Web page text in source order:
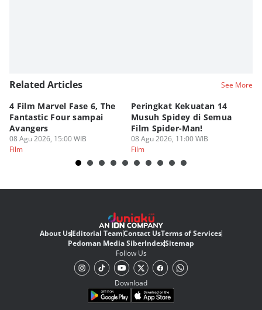
Related Articles See More
4 Film Marvel Fase 6, The
Fantastic Four sampai
Avangers
08 Agu 2026, 15:00 WIB
Film
Peringkat Kekuatan 14
Musuh Spidey di Semua
Film Spider-Man!
08 Agu 2026, 11:00 WIB
Film
About UsEditorial TeamContact UsTerms of Services
Pedoman Media SiberIndexSitemap
Follow Us
Download